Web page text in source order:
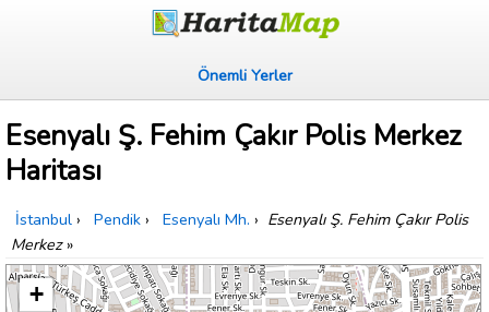
Önemli Yerler
Esenyalı Ş. Fehim Çakır Polis Merkez
Haritası
İstanbul › Pendik › Esenyalı Mh. › Esenyalı Ş. Fehim Çakır Polis
Merkez»
+